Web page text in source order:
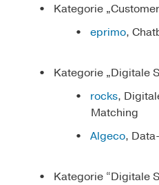
Kategorie
eprimo,
Kategorie „Digitale
rocks,
Matching
Algeco,
Kategorie “Digitale